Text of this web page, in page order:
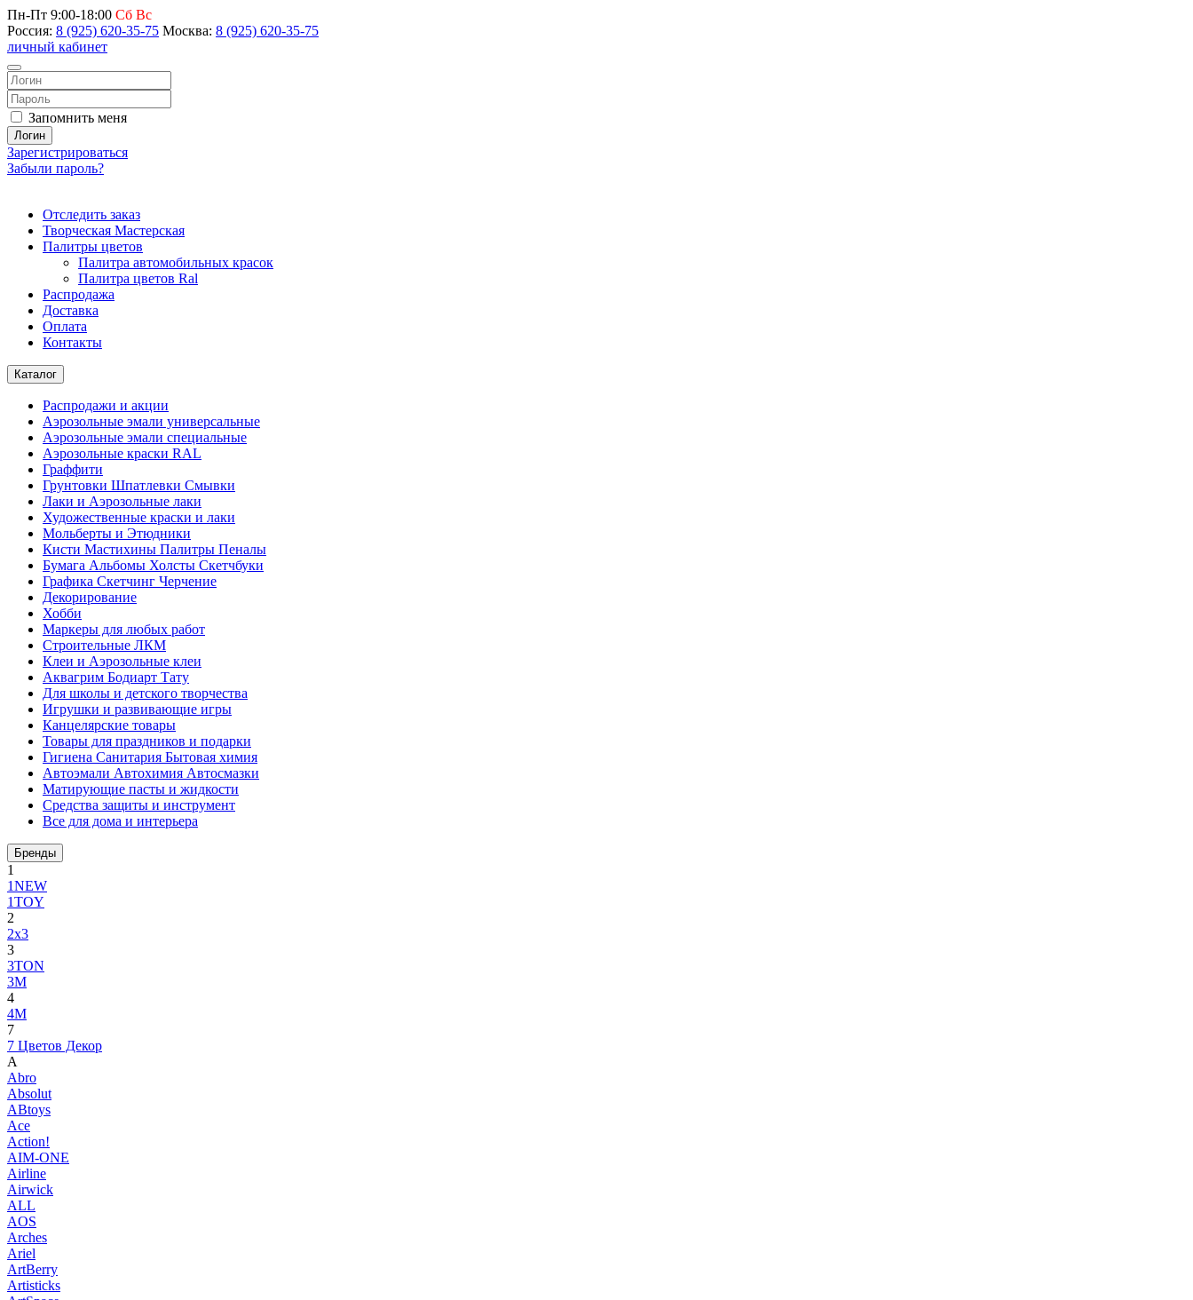
Пн-Пт 9:00-18:00 Сб Вс
Россия: 8 (925) 620-35-75 Москва: 8 (925) 620-35-75
личный кабинет
Запомнить меня
Логин
Зарегистрироваться
Забыли пароль?
Отследить заказ
Творческая Мастерская
Палитры цветов
Палитра автомобильных красок
Палитра цветов Ral
Распродажа
Доставка
Оплата
Контакты
Каталог
Распродажи и акции
Аэрозольные эмали универсальные
Аэрозольные эмали специальные
Аэрозольные краски RAL
Граффити
Грунтовки Шпатлевки Смывки
Лаки и Аэрозольные лаки
Художественные краски и лаки
Мольберты и Этюдники
Кисти Мастихины Палитры Пеналы
Бумага Альбомы Холсты Скетчбуки
Графика Скетчинг Черчение
Декорирование
Хобби
Маркеры для любых работ
Строительные ЛКМ
Клеи и Аэрозольные клеи
Аквагрим Бодиарт Тату
Для школы и детского творчества
Игрушки и развивающие игры
Канцелярские товары
Товары для праздников и подарки
Гигиена Санитария Бытовая химия
Автоэмали Автохимия Автосмазки
Матирующие пасты и жидкости
Средства защиты и инструмент
Все для дома и интерьера
Бренды
1
1NEW
1TOY
2
2x3
3
3TON
3М
4
4M
7
7 Цветов Декор
A
Abro
Absolut
ABtoys
Ace
Action!
AIM-ONE
Airline
Airwick
ALL
AOS
Arches
Ariel
ArtBerry
Artisticks